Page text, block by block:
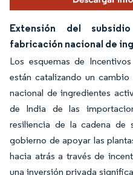
Extensión del
fabricación nacional de
Los esquemas de
están catalizando un
nacional de ingredientes
de India de las
resiliencia de la cadena de
gobierno de apoyar las
hacia atrás a través de
una inversión privada